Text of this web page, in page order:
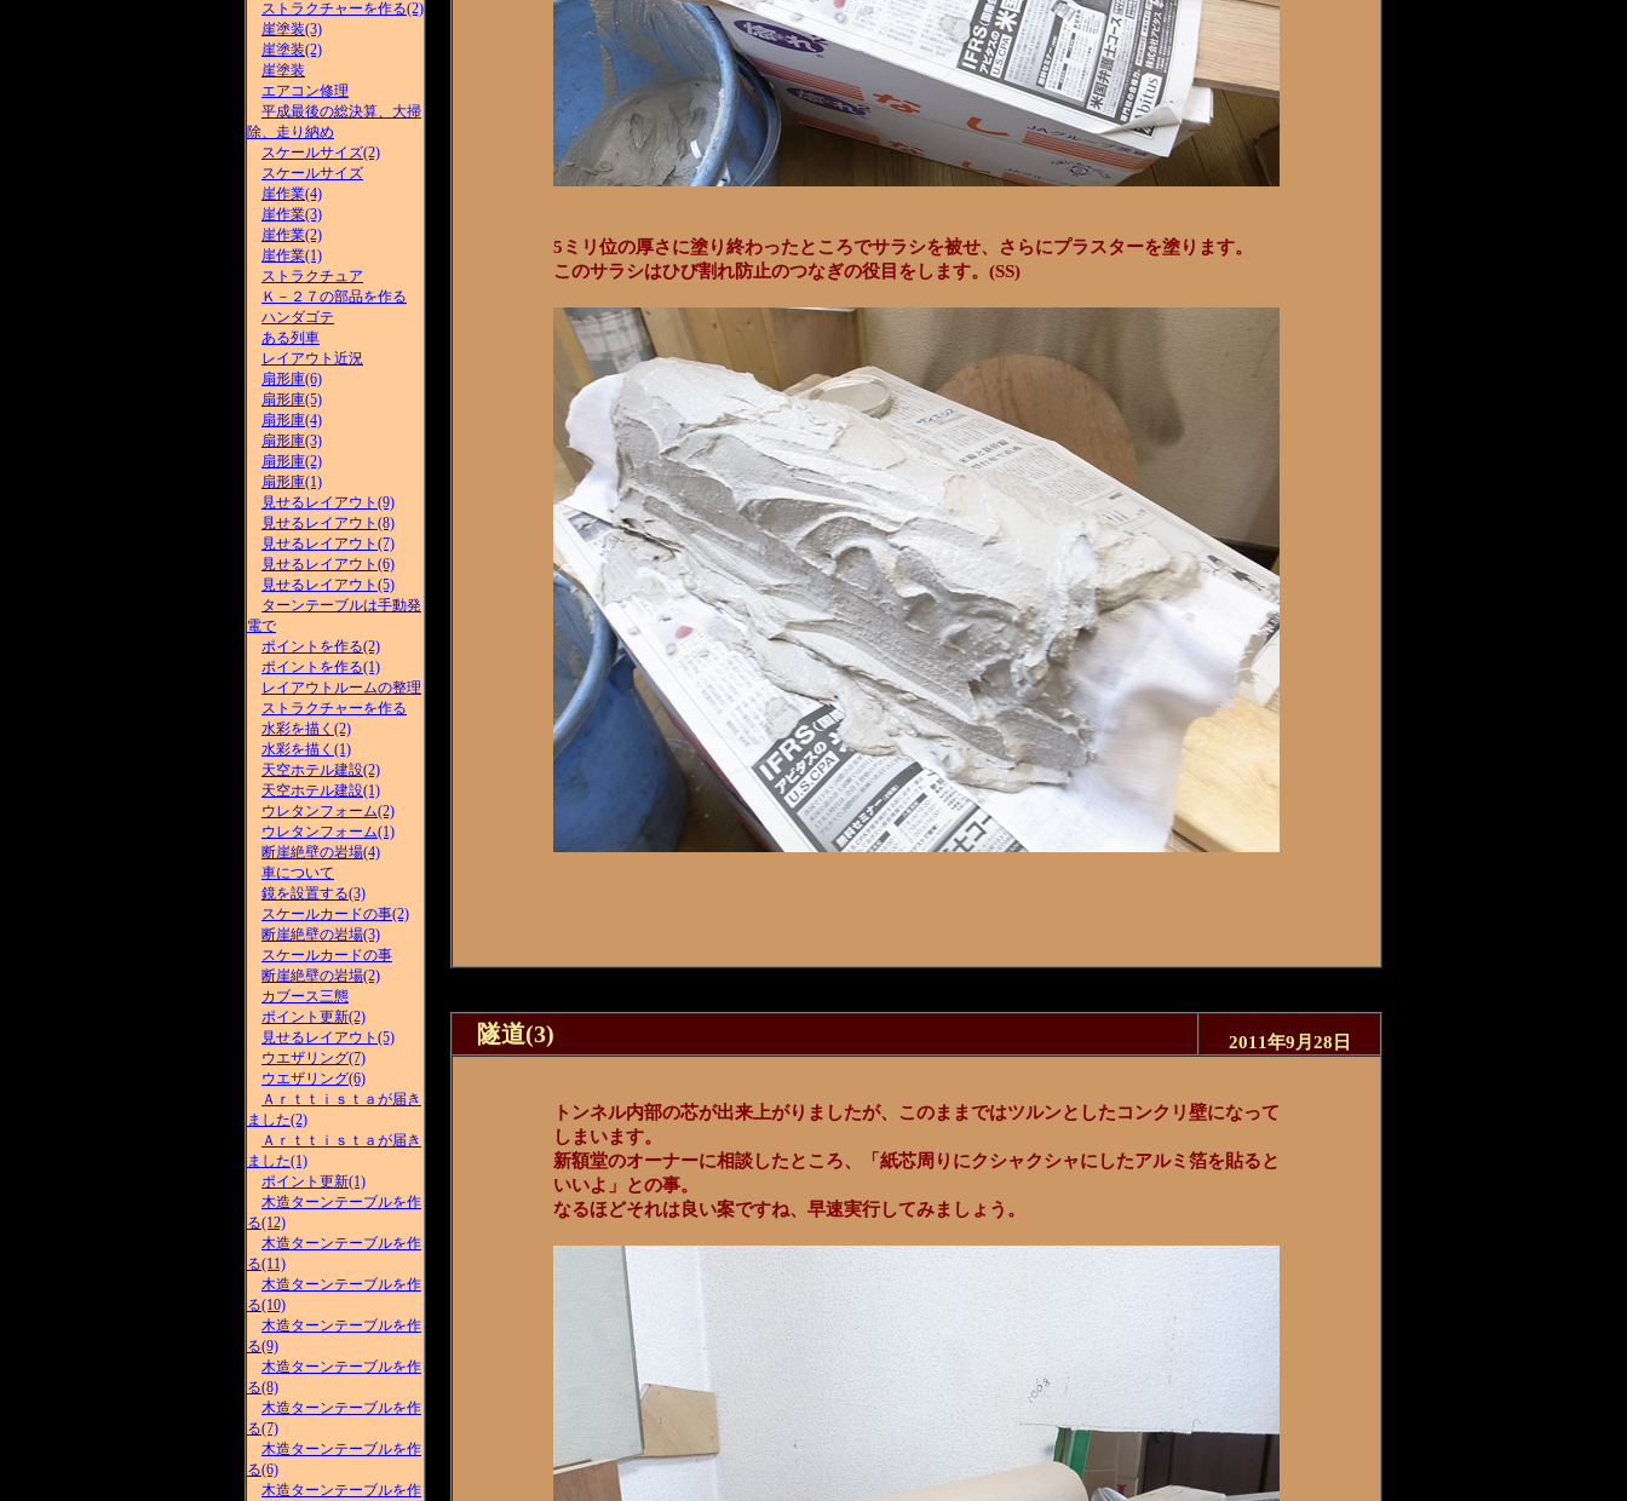
ストラクチャーを作る(2)
崖塗装(3)
崖塗装(2)
崖塗装
エアコン修理
平成最後の総決算、大掃
除、走り納め
スケールサイズ(2)
スケールサイズ
崖作業(4)
崖作業(3)
崖作業(2)
崖作業(1)
ストラクチュア
Ｋ－２７の部品を作る
ハンダゴテ
ある列車
レイアウト近況
扇形庫(6)
扇形庫(5)
扇形庫(4)
扇形庫(3)
扇形庫(2)
扇形庫(1)
見せるレイアウト(9)
見せるレイアウト(8)
見せるレイアウト(7)
見せるレイアウト(6)
見せるレイアウト(5)
ターンテーブルは手動発
電で
ポイントを作る(2)
ポイントを作る(1)
レイアウトルームの整理
ストラクチャーを作る
水彩を描く(2)
水彩を描く(1)
天空ホテル建設(2)
天空ホテル建設(1)
ウレタンフォーム(2)
ウレタンフォーム(1)
断崖絶壁の岩場(4)
車について
鏡を設置する(3)
スケールカードの事(2)
断崖絶壁の岩場(3)
スケールカードの事
断崖絶壁の岩場(2)
カブース三態
ポイント更新(2)
見せるレイアウト(5)
ウエザリング(7)
ウエザリング(6)
Ａｒｔｔｉｓｔａが届き
ました(2)
Ａｒｔｔｉｓｔａが届き
ました(1)
ポイント更新(1)
木造ターンテーブルを作
る(12)
木造ターンテーブルを作
る(11)
木造ターンテーブルを作
る(10)
木造ターンテーブルを作
る(9)
木造ターンテーブルを作
る(8)
木造ターンテーブルを作
る(7)
木造ターンテーブルを作
る(6)
木造ターンテーブルを作
5ミリ位の厚さに塗り終わったところでサラシを被せ、さらにプラスターを塗ります。
このサラシはひび割れ防止のつなぎの役目をします。(SS)
隧道(3) 2011年9月28日
トンネル内部の芯が出来上がりましたが、このままではツルンとしたコンクリ壁になって
しまいます。
新額堂のオーナーに相談したところ、「紙芯周りにクシャクシャにしたアルミ箔を貼ると
いいよ」との事。
なるほどそれは良い案ですね、早速実行してみましょう。